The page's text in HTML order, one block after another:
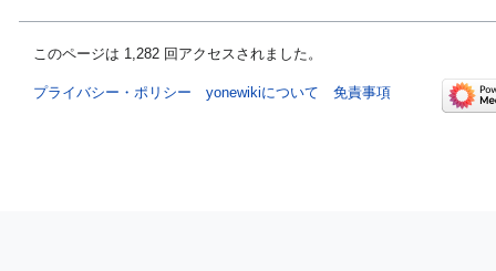
このページは 1,282 回アクセスされました。
プライバシー・ポリシー yonewikiについて 免責事項